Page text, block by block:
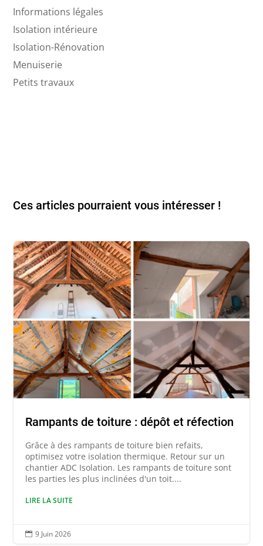
Informations légales
Isolation intérieure
Isolation-Rénovation
Menuiserie
Petits travaux
Ces articles pourraient vous intéresser !
Rampants de toiture : dépôt et réfection
Grâce à des rampants de toiture bien refaits,
optimisez votre isolation thermique. Retour sur un
chantier ADC Isolation. Les rampants de toiture sont
les parties les plus inclinées d'un toit....
LIRE LA SUITE
 9 Juin 2026